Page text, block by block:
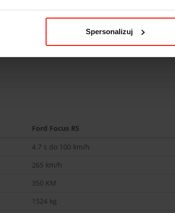
Spersonalizuj
w jakości 4K, dzięki czemu emocje i
niż prezent – to przygoda, której się nie
Ford Focus RS
4.7 s do 100 km/h
265 km/h
350 KM
1524 kg